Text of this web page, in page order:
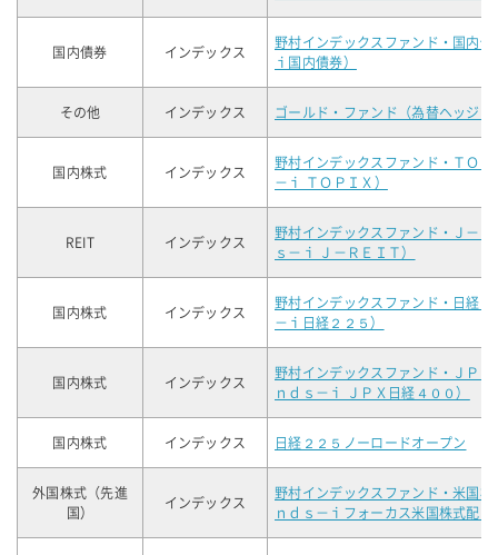
国内債券 インデックス
野村インデックスファンド・国内
ｉ国内債券）
その他 インデックス ゴールド・ファンド（為替ヘッジな
国内株式 インデックス
野村インデックスファンド・ＴＯ
－ｉ ＴＯＰＩＸ）
REIT インデックス
野村インデックスファンド・Ｊ－
ｓ－ｉ Ｊ－ＲＥＩＴ）
国内株式 インデックス
野村インデックスファンド・日経
－ｉ日経２２５）
国内株式 インデックス
野村インデックスファンド・ＪＰ
ｎｄｓ－ｉ ＪＰＸ日経４００）
国内株式 インデックス 日経２２５ノーロードオープン
外国株式（先進
国）
インデックス
野村インデックスファンド・米国
ｎｄｓ－ｉフォーカス米国株式配当